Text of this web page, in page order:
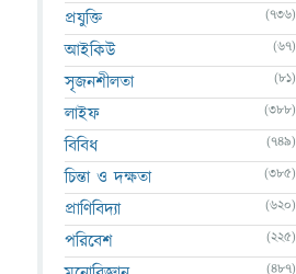
প্রযুক্তি (736)
আইকিউ (67)
সৃজনশীলতা (81)
লাইফ (388)
বিবিধ (749)
চিন্তা ও দক্ষতা (385)
প্রাণিবিদ্যা (620)
পরিবেশ (225)
(487)